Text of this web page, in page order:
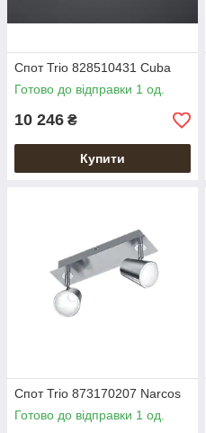
Спот Trio 828510431 Cuba
Готово до відправки 1 од.
10 246 ₴
Купити
Спот Trio 873170207 Narcos
Готово до відправки 1 од.